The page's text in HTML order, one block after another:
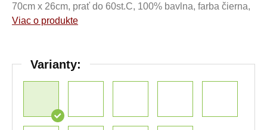
70cm x 26cm, prať do 60st.C, 100% bavlna, farba čierna,
Viac o produkte
Varianty: